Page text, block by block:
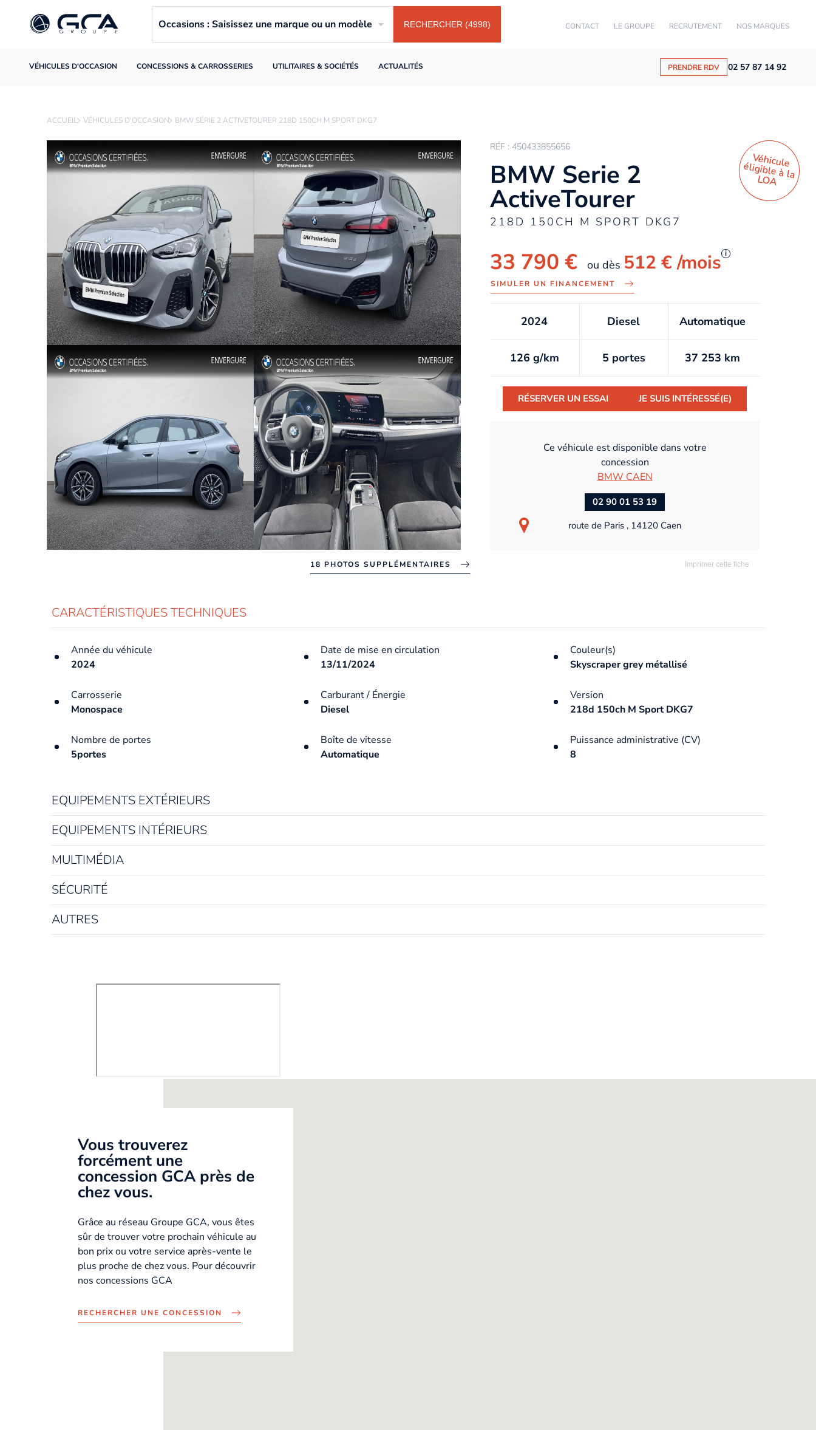
CONTACT LE GROUPE RECRUTEMENT NOS MARQUES
VÉHICULES D'OCCASION CONCESSIONS & CARROSSERIES UTILITAIRES & SOCIÉTÉS ACTUALITÉS PRENDRE RDV 02 57 87 14 92
Occasions : Saisissez une marque ou un modèle RECHERCHER (4998)
ACCUEIL VÉHICULES D'OCCASION BMW SÉRIE 2 ACTIVETOURER 218D 150CH M SPORT DKG7
18 PHOTOS SUPPLÉMENTAIRES
RÉF : 450433855656
BMW Serie 2
ActiveTourer
218D 150CH M SPORT DKG7
33 790 € ou dès 512 €/mois i
SIMULER UN FINANCEMENT
Véhicule
éligible à la
LO
A
2024 Diesel Automatique
126 g/km 5 portes 37 253 km
RÉSERVER UN ESSAI JE SUIS INTÉRESSÉ(E)
Ce véhicule est disponible dans votre
concession
BMW CAEN
02 90 01 53 19
route de Paris , 14120 Caen
Imprimer cette fiche
CARACTÉRISTIQUES TECHNIQUES
Année du véhicule
2024
Date de mise en circulation
13/11/2024
Couleur(s)
Skyscraper grey métallisé
Carrosserie
Monospace
Carburant / Énergie
Diesel
Version
218d 150ch M Sport DKG7
Nombre de portes
5portes
Boîte de vitesse
Automatique
Puissance administrative (CV)
8
EQUIPEMENTS EXTÉRIEURS
EQUIPEMENTS INTÉRIEURS
MULTIMÉDIA
SÉCURITÉ
AUTRES
Vous trouverez
forcément une
concession GCA près de
chez vous.
Grâce au réseau Groupe GCA, vous êtes
sûr de trouver votre prochain véhicule au
bon prix ou votre service après-vente le
plus proche de chez vous. Pour découvrir
nos concessions GCA
RECHERCHER UNE CONCESSION